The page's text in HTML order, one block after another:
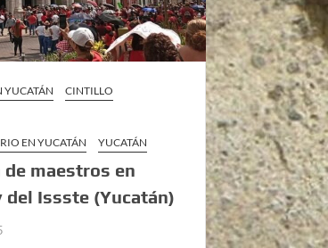
YUCATÁN
CINTILLO
EN YUCATÁN
YUCATÁN
maestros en
del Issste (Yucatán)